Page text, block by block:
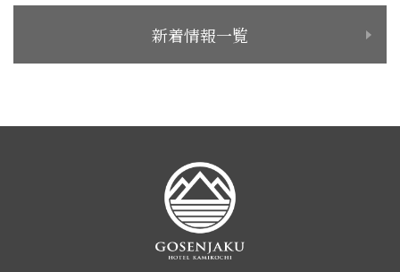
新着情報一覧